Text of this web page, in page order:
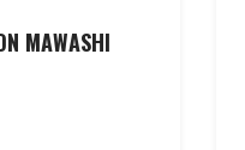
MAWASHI